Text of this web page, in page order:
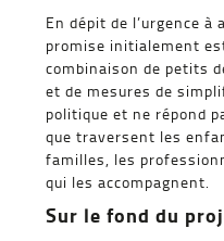
En dépit de l’urgence à
promise initialement
combinaison de petits
et de mesures de
politique et ne répond
que traversent les
familles, les
qui les accompagnent.
Sur le fond du